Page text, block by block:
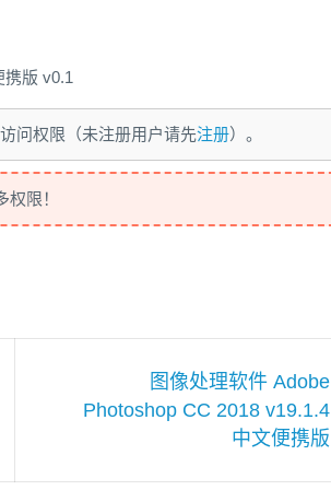
版 v0.1
问权限（未注册用户请先注册）。
权限！
图像处理软件 Adobe
Photoshop CC 2018 v19.1.4
中文便携版